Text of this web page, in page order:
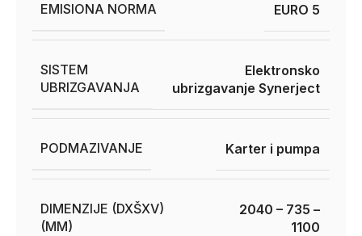
EMISIONA NORMA EURO 5
SISTEM
UBRIZGAVANJA
Elektronsko
ubrizgavanje Synerject
PODMAZIVANJE Karter i pumpa
DIMENZIJE (DXŠXV)
(MM)
2040 – 735 –
1100